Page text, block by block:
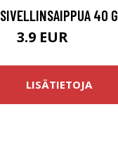
SIVELLINSAIPPUA 40 G
3.9 EUR
LISÄTIETOJA